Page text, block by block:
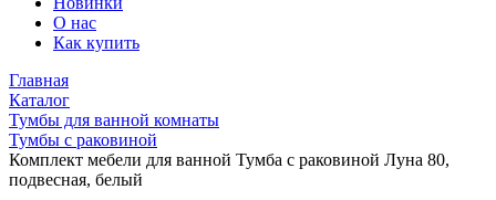
О нас
Как купить
Главная
Каталог
Тумбы для ванной комнаты
Тумбы с раковиной
Комплект мебели для ванной Тумба с раковиной Луна 80,
подвесная, белый